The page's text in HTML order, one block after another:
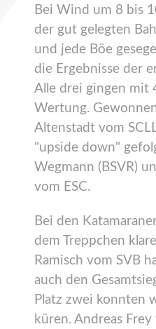
Bei Wind um 8 bis
der gut gelegten
und jede Böe
die Ergebnisse der
Alle drei gingen mit
Wertung.
Altenstadt vom
"upside down"
Wegmann (BSVR)
vom ESC.
Bei den
dem Treppchen
Ramisch vom SVB
auch den
Platz zwei konnten
küren. Andreas